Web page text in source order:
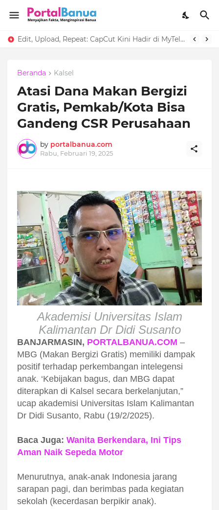
Edit, Upload, Repeat: CapCut Kini Hadir di MyTelkomsel
Beranda Kalsel
Atasi Dana Makan Bergizi
Gratis, Pemkab/Kota Bisa
Gandeng CSR Perusahaan
by portalbanua.com
Rabu, Februari 19, 2025
Akademisi Universitas Islam
Kalimantan Dr Didi Susanto
BANJARMASIN, PORTALBANUA.COM –
MBG (Makan Bergizi Gratis) memiliki dampak
positif terhadap perkembangan intelegensi
anak. ‘Kebijakan bagus, dan MBG dapat
diterapkan di Kalsel secara berkelanjutan,”
ucap akademisi Universitas Islam Kalimantan
Dr Didi Susanto, Rabu (19/2/2025).
Baca Juga: Wanita Berkendara, Ini Tips
Aman Naik Sepeda Motor
Menurutnya, anak-anak Indonesia jarang
sarapan pagi, dan berimbas pada kegiatan
sekolah (kecerdasan berpikir anak).